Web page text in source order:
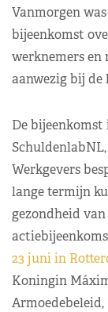
Vanmorgen
bijeenkomst
werknemers en
aanwezig bij
De
Werkgevers
lange termijn
gezondheid
23 juni in
Koningin
Armoedebeleid,